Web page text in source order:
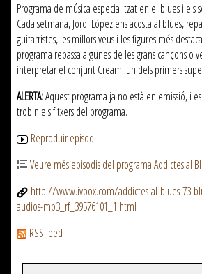
Programa de música especialitzat en el blues i els
Cada setmana, Jordi López ens acosta al blues,
guitarristes, les millors veus i les figures més
programa repassa algunes de les grans cançons o
interpretar el conjunt Cream, un dels primers
ALERTA:Aquest programa ja no està en emissió, i
trobin els fitxers del programa.
Reproduir episodi
Veure més episodis del programa Addictes al
http://www.ivoox.com/addictes-al-blues-73-
audios-mp3_rf_39576101_1.html
RSS feed